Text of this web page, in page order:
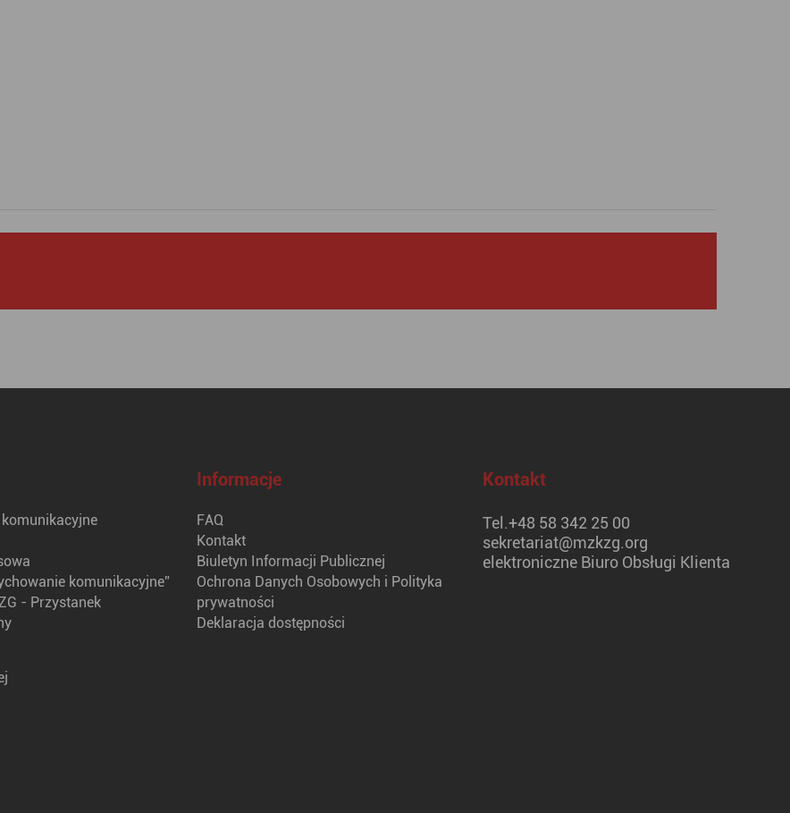
komunikacyjne”
- Przystanek
Informacje
FAQ
Kontakt
Biuletyn Informacji Publicznej
Ochrona Danych Osobowych i Polityka
prywatności
Deklaracja dostępności
Kontakt
Tel.+48 58 342 25 00
sekretariat@mzkzg.org
elektroniczne Biuro Obsługi Klienta